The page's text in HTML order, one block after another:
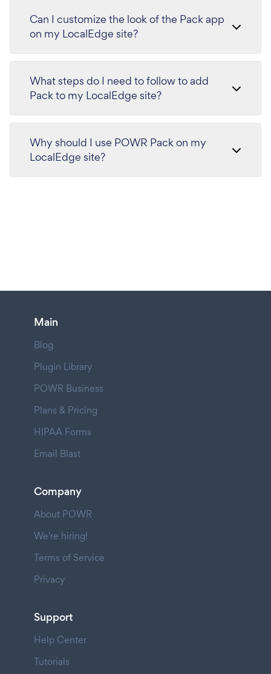
Can I customize the look of the Pack app
on my LocalEdge site?
What steps do I need to follow to add
Pack to my LocalEdge site?
Why should I use POWR Pack on my
LocalEdge site?
Main
Blog
Plugin Library
POWR Business
Plans & Pricing
HIPAA Forms
Email Blast
Company
About POWR
We're hiring!
Terms of Service
Privacy
Support
Help Center
Tutorials